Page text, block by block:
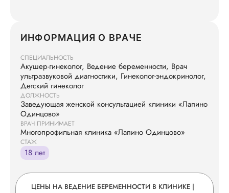
ИНФОРМАЦИЯ О ВРАЧЕ
СПЕЦИАЛЬНОСТЬ
Акушер-гинеколог, Ведение беременности, Врач
ультразвуковой диагностики, Гинеколог-эндокринолог,
Детский гинеколог
ДОЛЖНОСТЬ
Заведующая женской консультацией клиники «Лапино
Одинцово»
ВРАЧ ПРИНИМАЕТ
Многопрофильная клиника «Лапино Одинцово»
СТАЖ
18 лет
ЦЕНЫ НА ВЕДЕНИЕ БЕРЕМЕННОСТИ В КЛИНИКЕ |